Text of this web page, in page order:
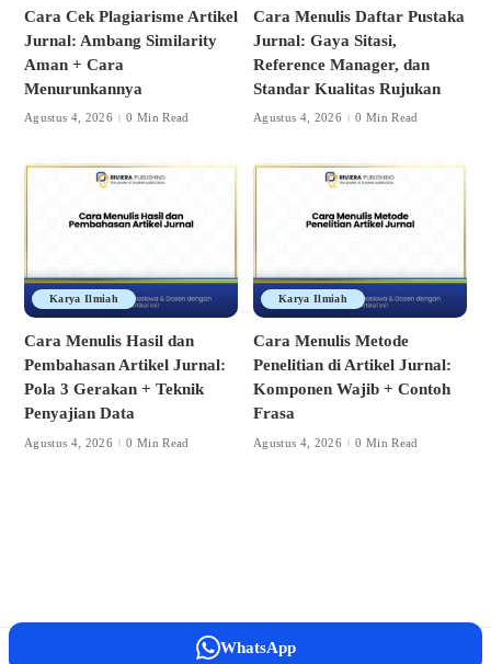
Cara Cek Plagiarisme Artikel
Jurnal: Ambang Similarity
Aman + Cara
Menurunkannya
Agustus 4, 2026 0 Min Read
Cara Menulis Daftar Pustaka
Jurnal: Gaya Sitasi,
Reference Manager, dan
Standar Kualitas Rujukan
Agustus 4, 2026 0 Min Read
Karya Ilmiah
Cara Menulis Hasil dan
Pembahasan Artikel Jurnal:
Pola 3 Gerakan + Teknik
Penyajian Data
Agustus 4, 2026 0 Min Read
Karya Ilmiah
Cara Menulis Metode
Penelitian di Artikel Jurnal:
Komponen Wajib + Contoh
Frasa
Agustus 4, 2026 0 Min Read
©2026 Riviera Publishing All Rights Reserved.
WhatsApp